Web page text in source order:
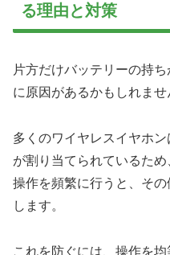
る理由と対策
片方だけバッテリーの持
に原因があるかもしれませ
多くのワイヤレスイヤホ
が割り当てられているた
操作を頻繁に行うと、そ
します。
これを防ぐには、操作を